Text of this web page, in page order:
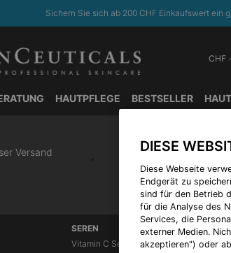
Sichern Sie sich ab 200 CHF Einkaufswert ein
CHF
HAUTPFLEGE BESTSELLER
Versand
3
SEREN
Vitamin C Seren
DIESE
Diese Webseite
Endgerät zu
sind für den Betrieb
für die Analyse des
Services, die
externer Medien.
akzeptieren") oder